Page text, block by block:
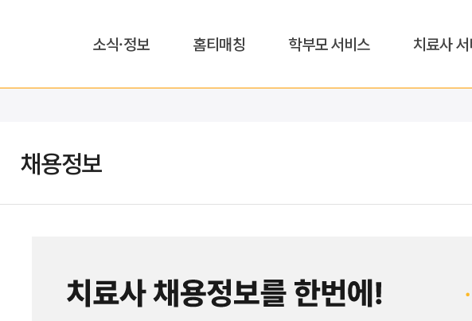
소식·정보 홈티매칭 학부모 서비스 치료사
채용정보